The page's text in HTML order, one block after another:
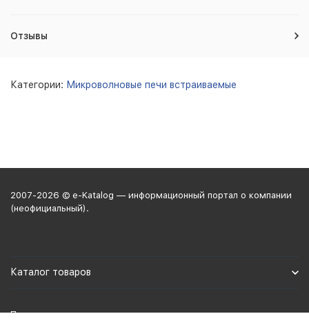
Отзывы
Категории: Микроволновые печи встраиваемые
2007-2026 © e-Katalog — информационный портал о компании
(неофициальный).
Каталог товаров
Политика персональных данных